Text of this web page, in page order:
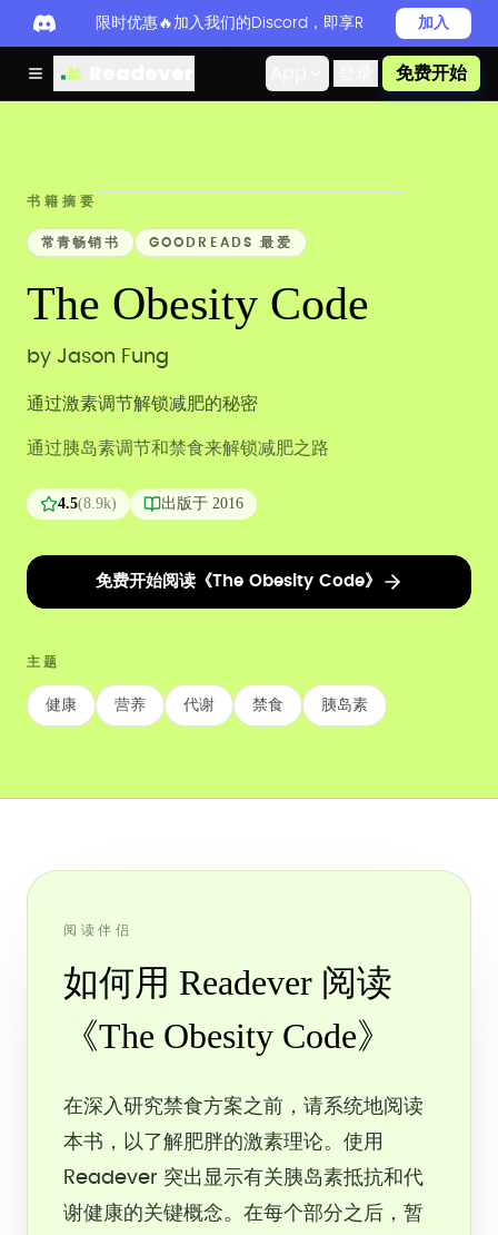
限时优惠🔥加入我们的Discord，即享Readever PRO五折
加入
免费开始
书籍摘要
常青畅销书 GOODREADS 最爱
The Obesity Code
by Jason Fung
通过激素调节解锁减肥的秘密
通过胰岛素调节和禁食来解锁减肥之路
4.5(8.9k) 出版于 2016
免费开始阅读《The Obesity Code》
主题
健康 营养 代谢 禁食 胰岛素
阅读伴侣
如何用 Readever 阅读
《The Obesity Code》
在深入研究禁食方案之前，请系统地阅读
本书，以了解肥胖的激素理论。使用
Readever 突出显示有关胰岛素抵抗和代
谢健康的关键概念。在每个部分之后，暂